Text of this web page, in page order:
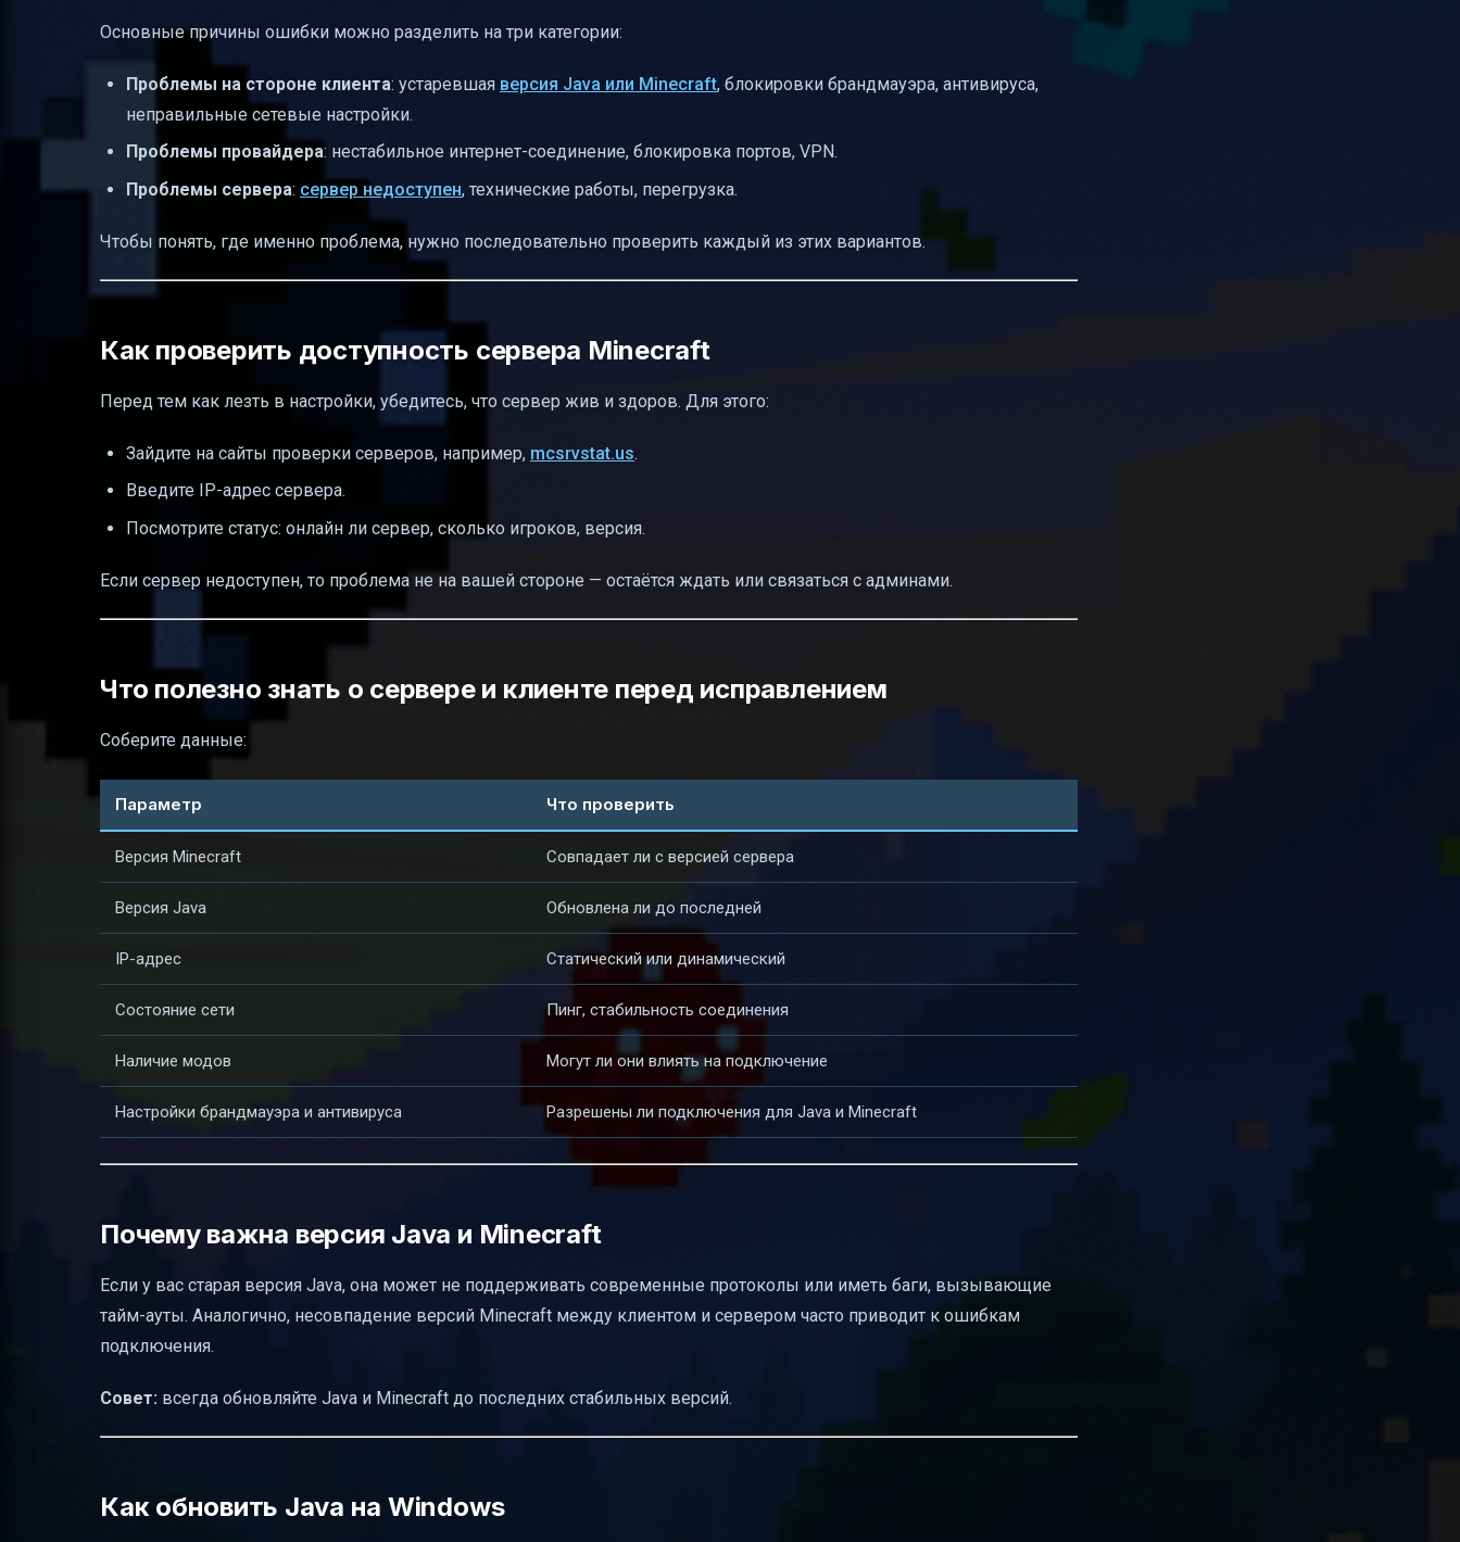
Пример кода для обработки ошибки в Java
FAQ
Итог
Полезные ссылки
Основные причины ошибки можно разделить на три категории:
Проблемы на стороне клиента: устаревшая версия Java или Minecraft, блокировки брандмауэра, антивируса,
неправильные сетевые настройки.
Проблемы провайдера: нестабильное интернет-соединение, блокировка портов, VPN.
Проблемы сервера: сервер недоступен, технические работы, перегрузка.
Чтобы понять, где именно проблема, нужно последовательно проверить каждый из этих вариантов.
Как проверить доступность сервера Minecraft
Перед тем как лезть в настройки, убедитесь, что сервер жив и здоров. Для этого:
Зайдите на сайты проверки серверов, например, mcsrvstat.us.
Введите IP-адрес сервера.
Посмотрите статус: онлайн ли сервер, сколько игроков, версия.
Если сервер недоступен, то проблема не на вашей стороне — остаётся ждать или связаться с админами.
Что полезно знать о сервере и клиенте перед исправлением
Соберите данные:
Параметр Что проверить
Версия Minecraft Совпадает ли с версией сервера
Версия Java Обновлена ли до последней
IP-адрес Статический или динамический
Состояние сети Пинг, стабильность соединения
Наличие модов Могут ли они влиять на подключение
Настройки брандмауэра и антивируса Разрешены ли подключения для Java и Minecraft
Почему важна версия Java и Minecraft
Если у вас старая версия Java, она может не поддерживать современные протоколы или иметь баги, вызывающие
тайм-ауты. Аналогично, несовпадение версий Minecraft между клиентом и сервером часто приводит к ошибкам
подключения.
Совет: всегда обновляйте Java и Minecraft до последних стабильных версий.
Как обновить Java на Windows